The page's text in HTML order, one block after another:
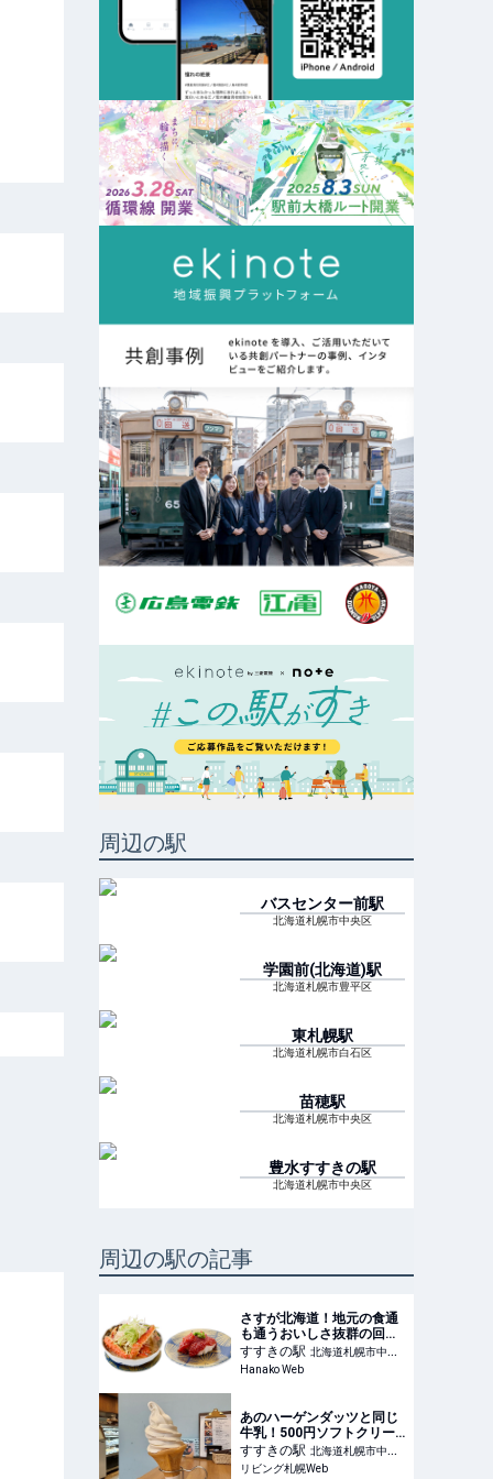
周辺の駅
バスセンター前駅
北海道札幌市中央区
学園前(北海道)駅
北海道札幌市豊平区
東札幌駅
北海道札幌市白石区
苗穂駅
北海道札幌市中央区
豊水すすきの駅
北海道札幌市中央区
周辺の駅の記事
さすが北海道！地元の食通
も通うおいしさ抜群の回転
寿司2選
すすきの駅 北海道札幌市中央
区
Hanako Web
あのハーゲンダッツと同じ
牛乳！500円ソフトクリー
ム「チーズ＆カフェ カプリ
ーノ」【すすきの】
すすきの駅 北海道札幌市中央
区
リビング札幌Web